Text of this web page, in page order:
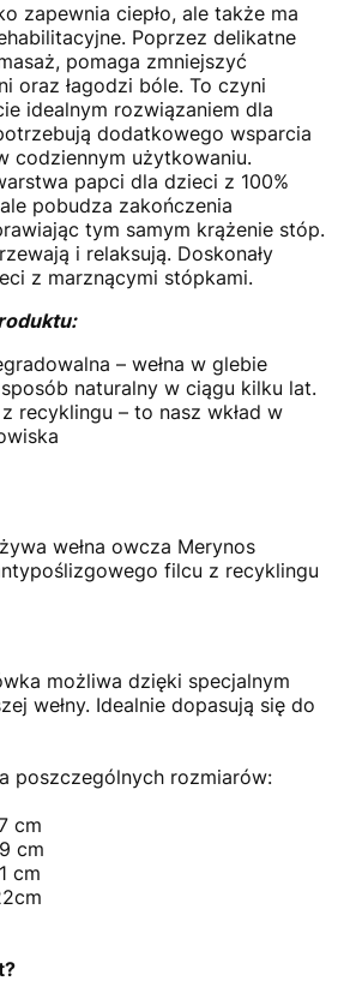
zapewnia ciepło, ale także ma
Poprzez delikatne
pomaga zmniejszyć
oraz łagodzi bóle. To czyni
idealnym rozwiązaniem dla
dodatkowego wsparcia
codziennym użytkowaniu.
papci dla dzieci z 100%
pobudza zakończenia
tym samym krążenie stóp.
i relaksują. Doskonały
z marznącymi stópkami.
– wełna w glebie
naturalny w ciągu kilku lat.
recyklingu – to nasz wkład w
wełna owcza Merynos
filcu z recyklingu
możliwa dzięki specjalnym
wełny. Idealnie dopasują się do
poszczególnych rozmiarów:
cm
cm
cm